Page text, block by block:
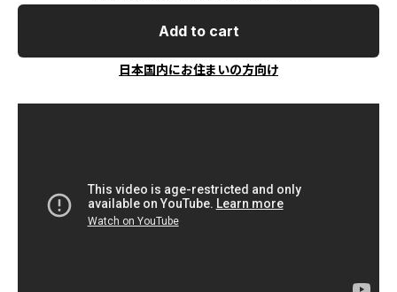
Add to cart
日本国内にお住まいの方向け